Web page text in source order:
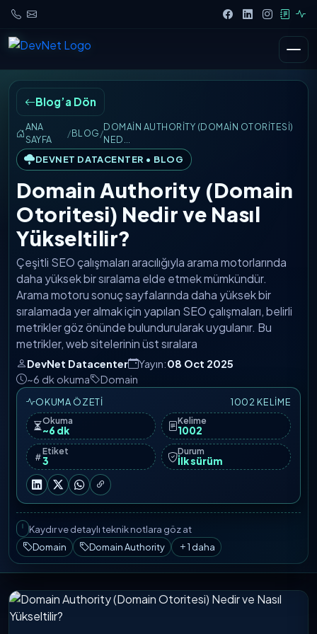
Blog’a Dön
ANA
SAYFA
/BLOG/
DOMAIN AUTHORITY (DOMAIN OTORITESI)
NED…
DEVNET DATACENTER • BLOG
Domain Authority (Domain
Otoritesi) Nedir ve Nasıl
Yükseltilir?
Çeşitli SEO çalışmaları aracılığıyla arama motorlarında
daha yüksek bir sıralama elde etmek mümkündür.
Arama motoru sonuç sayfalarında daha yüksek bir
sıralamada yer almak için yapılan SEO çalışmaları, belirli
metrikler göz önünde bulundurularak uygulanır. Bu
metrikler, web sitelerinin üst sıralara
DevNet Datacenter Yayın:08 Oct 2025
~6 dk okuma
Domain
OKUMA ÖZETI
1002 KELIME
Okuma
~6 dk
Kelime
1002
Etiket
3
Durum
İlk sürüm
Kaydır ve detaylı teknik notlara göz at
Domain Domain Authority 1 daha